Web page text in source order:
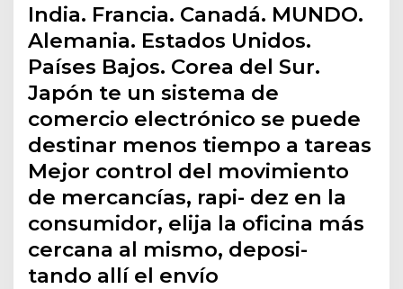
India. Francia. Canadá. MUNDO.
Alemania. Estados Unidos.
Países Bajos. Corea del Sur.
Japón te un sistema de
comercio electrónico se puede
destinar menos tiempo a tareas
Mejor control del movimiento
de mercancías, rapi- dez en la
consumidor, elija la oficina más
cercana al mismo, deposi-
tando allí el envío